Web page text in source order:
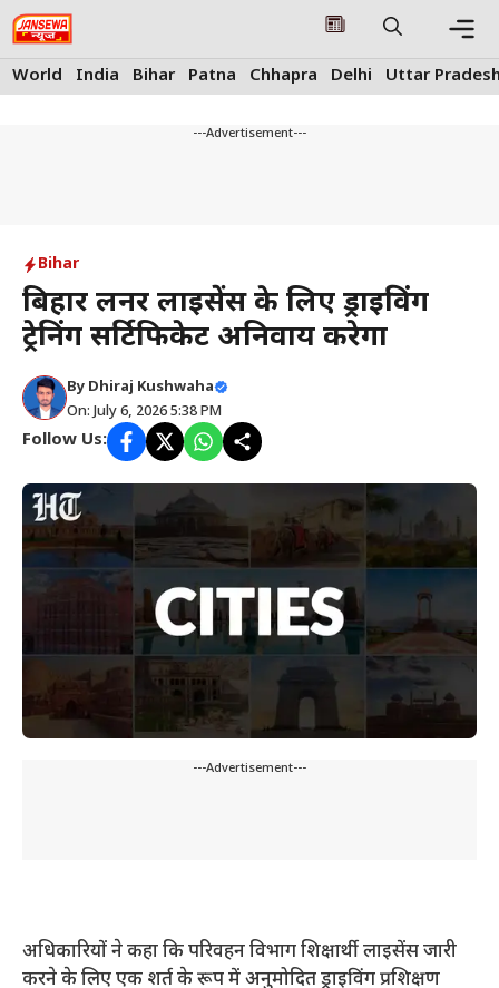
Skip
to
content
World India Bihar Patna Chhapra Delhi Uttar
---Advertisement---
Bihar
बिहार लर्नर लाइसेंस के लिए ड्राइविंग
ट्रेनिंग सर्टिफिकेट अनिवार्य करेगा
By Dhiraj Kushwaha
On: July 6, 2026 5:38 PM
Follow Us:
---Advertisement---
अधिकारियों ने कहा कि परिवहन विभाग शिक्षार्थी लाइसेंस जारी
करने के लिए एक शर्त के रूप में अनुमोदित ड्राइविंग प्रशिक्षण